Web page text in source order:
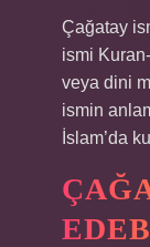
Çağatay
ismi
veya dini
ismin
İslam’da